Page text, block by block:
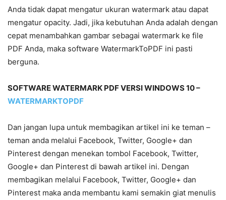
Anda tidak dapat mengatur ukuran watermark atau dapat
mengatur opacity. Jadi, jika kebutuhan Anda adalah dengan
cepat menambahkan gambar sebagai watermark ke file
PDF Anda, maka software WatermarkToPDF ini pasti
berguna.
SOFTWARE WATERMARK PDF VERSI WINDOWS 10 –
WATERMARKTOPDF
Dan jangan lupa untuk membagikan artikel ini ke teman –
teman anda melalui Facebook, Twitter, Google+ dan
Pinterest dengan menekan tombol Facebook, Twitter,
Google+ dan Pinterest di bawah artikel ini. Dengan
membagikan melalui Facebook, Twitter, Google+ dan
Pinterest maka anda membantu kami semakin giat menulis